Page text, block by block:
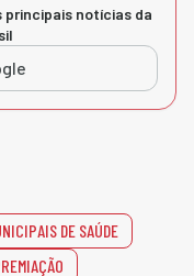
principais notícias da
DE SAÚDE